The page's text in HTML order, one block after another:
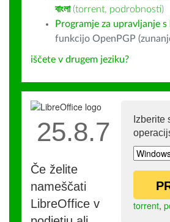
বাংলা (torrent, podrobnosti)
Programje za upravljanje s
funkcijo OpenPGP
iščete v drugem jeziku?
Izberite
torrent,
25.8.7
Če želite
nameščati
LibreOffice v